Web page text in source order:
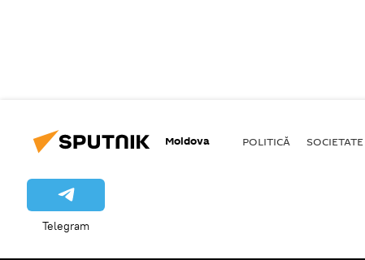
Moldova POLITICĂ SOCIETATE
Telegram